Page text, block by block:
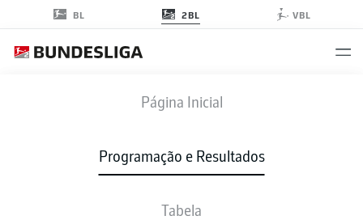
BL 2BL VBL
Página Inicial
Programação e Resultados
Tabela
KSC FCN